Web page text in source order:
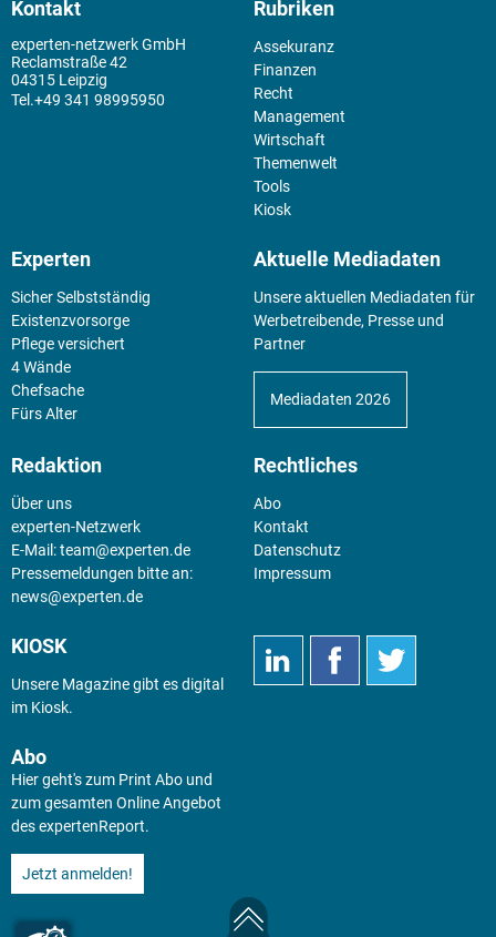
Kontakt
experten-netzwerk GmbH
Reclamstraße 42
04315 Leipzig
+49 341 98995950
Rubriken
Assekuranz
Finanzen
Recht
Management
Wirtschaft
Themenwelt
Tools
Kiosk
Experten
Sicher Selbstständig
Existenz­vorsorge
Pflege versichert
4 Wände
Chefsache
Fürs Alter
Aktuelle Mediadaten
Unsere aktuellen Mediadaten für
Werbetreibende, Presse und
Partner
Mediadaten 2026
Redaktion
Über uns
experten-Netzwerk
E-Mail:team@experten.de
Pressemeldungen bitte an:
news@experten.de
Rechtliches
Abo
Kontakt
Datenschutz
Impressum
KIOSK
Unsere Magazine gibt es digital
im Kiosk.
Abo
Hier geht's zum Print Abo und
zum gesamten Online Angebot
des expertenReport.
Jetzt anmelden!